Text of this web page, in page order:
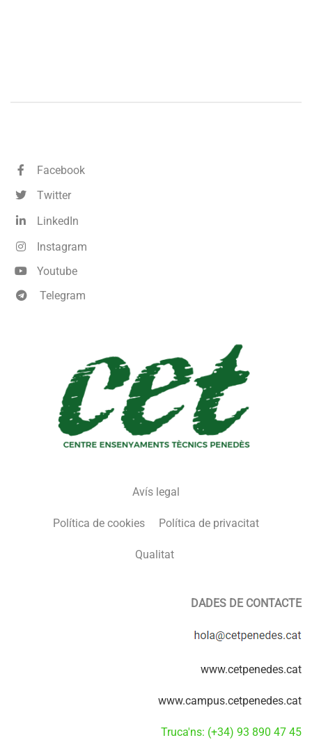
Facebook
Twitter
LinkedIn
Instagram
Youtube
Telegram
Avís legal
Política de cookies Política de privacitat
Qualitat
DADES DE CONTACTE
www.cetpenedes.cat
www.campus.cetpenedes.cat
Truca'ns: (+34) 93 890 47 45